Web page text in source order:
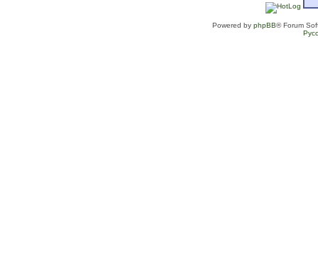
Powered by phpBB® Forum